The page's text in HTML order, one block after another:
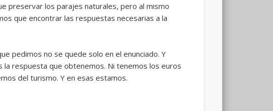
preservar los parajes naturales, pero al mismo
que encontrar las respuestas necesarias a la
pedimos no se quede solo en el enunciado. Y
respuesta que obtenemos. Ni tenemos los euros
del turismo. Y en esas estamos.